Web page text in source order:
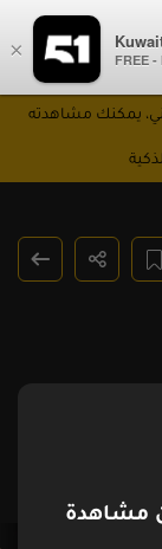
× FREE
يمكنك مشاهدته
مشاهدة